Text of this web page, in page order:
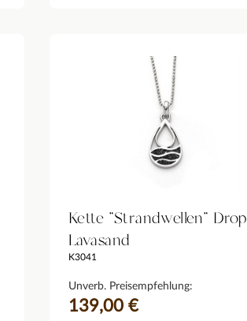
Kette "Strandwellen" Drop
Lavasand
K3041
Unverb. Preisempfehlung:
139,00 €